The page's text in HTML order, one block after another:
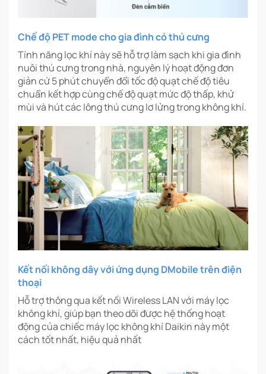
Chế độ PET mode cho gia đình có thú cưng
Tính năng lọc khí này sẽ hỗ trợ làm sạch khi gia đình
nuôi thú cưng trong nhà, nguyên lý hoạt động đơn
giản cứ 5 phút chuyển đổi tốc độ quạt chế độ tiêu
chuẩn kết hợp cùng chế độ quạt mức độ thấp, khử
mùi và hút các lông thú cưng lơ lửng trong không khí.
Kết nối không dây với ứng dụng DMobile trên điện
thoại
Hỗ trợ thông qua kết nối Wireless LAN với máy lọc
không khí, giúp bạn theo dõi được hệ thống hoạt
động của chiếc máy lọc không khí Daikin này một
cách tốt nhất, hiệu quả nhất